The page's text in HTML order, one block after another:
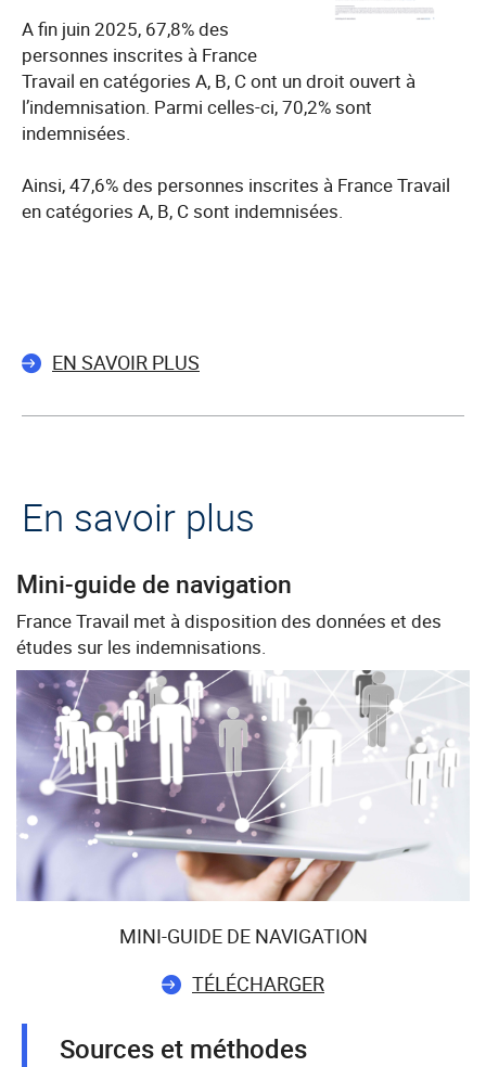
A fin juin 2025, 67,8% des
personnes inscrites à France
Travail en catégories A, B, C ont un droit ouvert à
l’indemnisation. Parmi celles-ci, 70,2% sont
indemnisées.
Ainsi, 47,6% des personnes inscrites à France Travail
en catégories A, B, C sont indemnisées.
EN SAVOIR PLUS
En savoir plus
Mini-guide de navigation
France Travail met à disposition des données et des
études sur les indemnisations.
MINI-GUIDE DE NAVIGATION
TÉLÉCHARGER
Sources et méthodes